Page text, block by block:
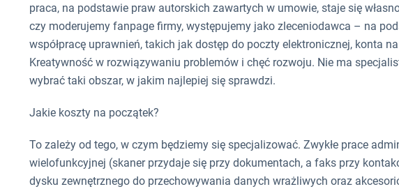
praca, na podstawie praw autorskich zawartych w umowie, staje się
czy moderujemy fanpage firmy, występujemy jako zleceniodawca – na
współpracę uprawnień, takich jak dostęp do poczty elektronicznej, konta
Kreatywność w rozwiązywaniu problemów i chęć rozwoju. Nie ma
wybrać taki obszar, w jakim najlepiej się sprawdzi.
Jakie koszty na początek?
To zależy od tego, w czym będziemy się specjalizować. Zwykłe prace
wielofunkcyjnej (skaner przydaje się przy dokumentach, a faks przy
dysku zewnętrznego do przechowywania danych wrażliwych oraz